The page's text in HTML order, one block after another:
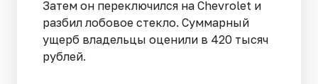
Затем он переключился на Chevrolet и
разбил лобовое стекло. Суммарный
ущерб владельцы оценили в 420 тысяч
рублей.